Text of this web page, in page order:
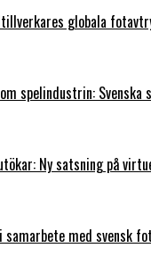
globala
spelindustrin: Svenska
Ny satsning på
samarbete med svensk